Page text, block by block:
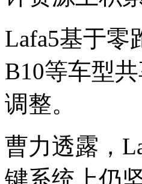
Lafa5基于零
B10等车型
调整。
曹力透露，
键系统上仍